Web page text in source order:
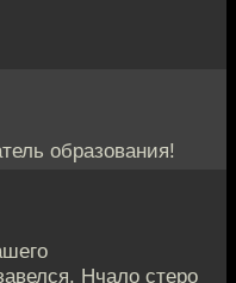
образования!
Нчало стеро